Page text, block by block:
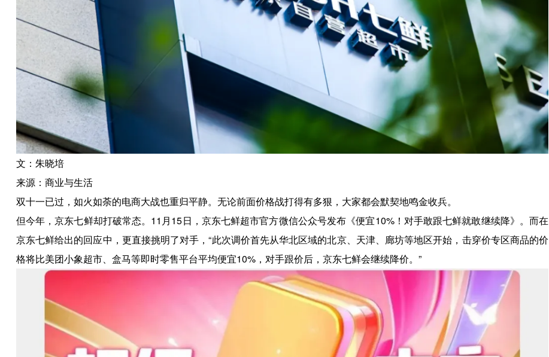
文：朱晓培
来源：商业与生活
双十一已过，如火如荼的电商大战也重归平静。无论前面价格战打得有多狠，大家都会默契地鸣金收兵。
但今年，京东七鲜却打破常态。11月15日，京东七鲜超市官方微信公众号发布《便宜10%！对手敢跟七鲜就敢继续降》。而在
京东七鲜给出的回应中，更直接挑明了对手，“此次调价首先从华北区域的北京、天津、廊坊等地区开始，击穿价专区商品的价
格将比美团小象超市、盒马等即时零售平台平均便宜10%，对手跟价后，京东七鲜会继续降价。”